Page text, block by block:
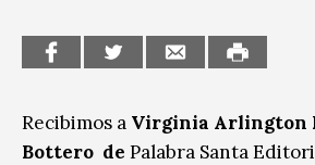
Recibimos a Virginia Arlington
Bottero de Palabra Santa